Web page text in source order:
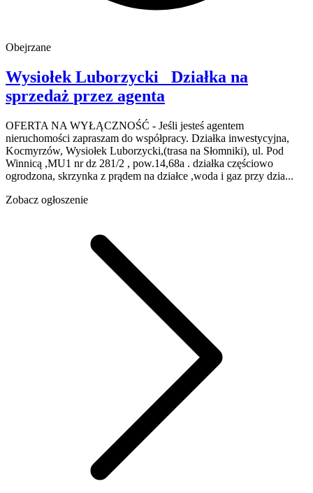
Obejrzane
Wysiołek Luborzycki
Działka na
sprzedaż przez agenta
OFERTA NA WYŁĄCZNOŚĆ - Jeśli jesteś agentem
nieruchomości zapraszam do współpracy. Działka inwestycyjna,
Kocmyrzów, Wysiołek Luborzycki,(trasa na Słomniki), ul. Pod
Winnicą ,MU1 nr dz 281/2 , pow.14,68a . działka częściowo
ogrodzona, skrzynka z prądem na działce ,woda i gaz przy dzia...
Zobacz ogłoszenie